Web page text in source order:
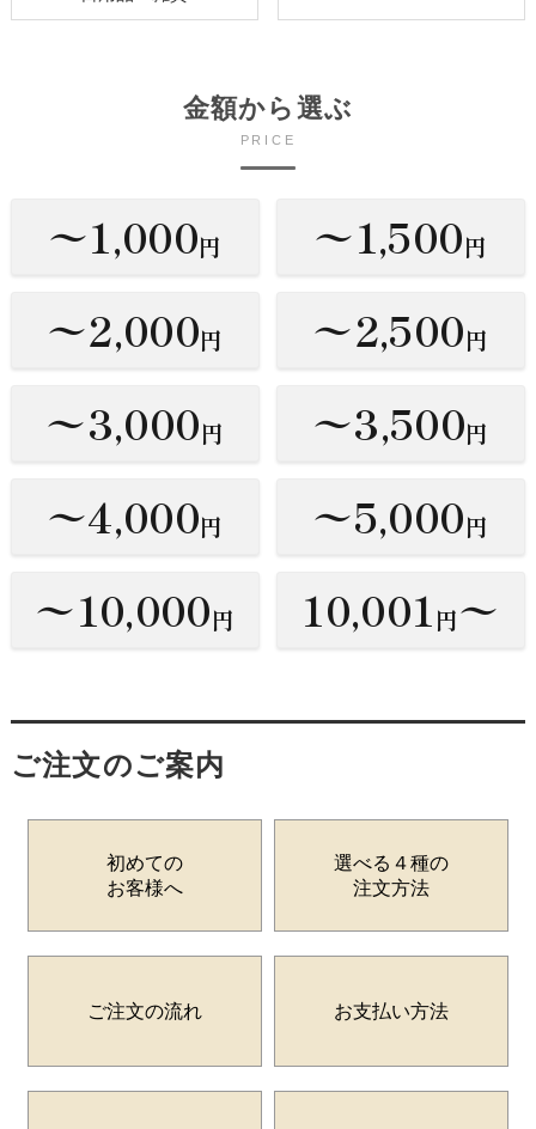
金額から選ぶ
PRICE
〜1,000円 〜1,500円
〜2,000円 〜2,500円
〜3,000円 〜3,500円
〜4,000円 〜5,000円
〜10,000円 10,001円〜
ご注文のご案内
初めての
お客様へ
選べる４種の
注文方法
ご注文の流れ お支払い方法